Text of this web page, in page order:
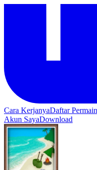
Cara KerjanyaDaftar
Akun SayaDownload